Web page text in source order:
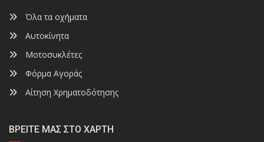
Όλα τα οχήματα
Αυτοκίνητα
Μοτοσυκλέτες
Φόρμα Αγοράς
Αίτηση Χρηματοδότησης
ΒΡΕΊΤΕ ΜΑΣ ΣΤΟ ΧΆΡΤΗ